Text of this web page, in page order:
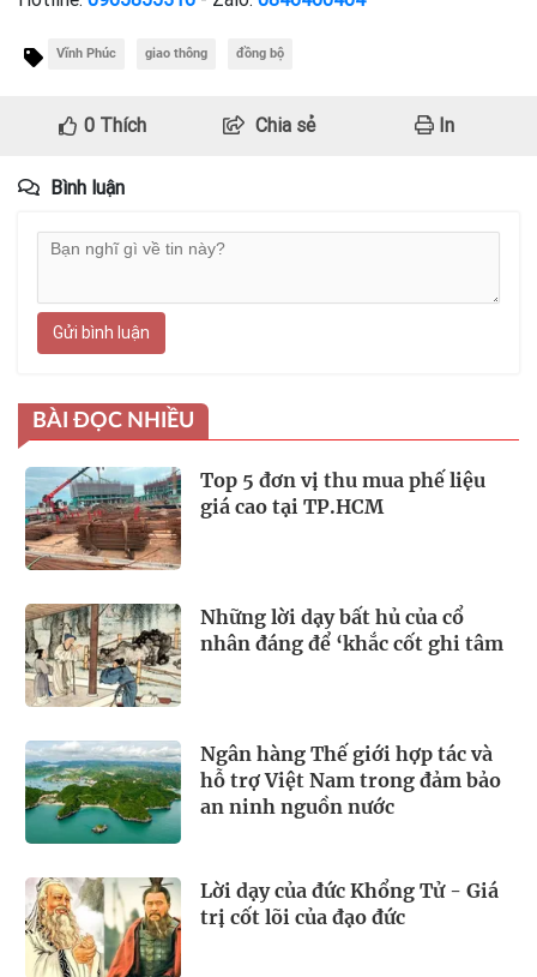
Vĩnh Phúc giao thông đồng bộ
0Thích Chia sẻ In
Bình luận
Gửi bình luận
BÀI ĐỌC NHIỀU
Top 5 đơn vị thu mua phế liệu
giá cao tại TP.HCM
Những lời dạy bất hủ của cổ
nhân đáng để ‘khắc cốt ghi tâm
Ngân hàng Thế giới hợp tác và
hỗ trợ Việt Nam trong đảm bảo
an ninh nguồn nước
Lời dạy của đức Khổng Tử - Giá
trị cốt lõi của đạo đức